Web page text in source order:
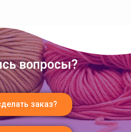
вопросы?
заказ?